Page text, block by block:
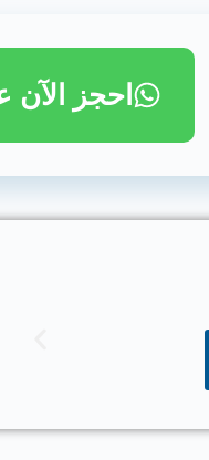
احجز الآن